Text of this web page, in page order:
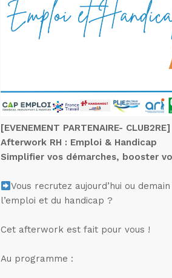
[EVENEMENT PARTENAIRE- CLUB2RE]
Afterwork RH : Emploi & Handicap
Simplifier vos démarches, booster
Vous recrutez aujourd’hui ou
l’emploi et du handicap ?
Cet afterwork est fait pour vous !
Au programme :